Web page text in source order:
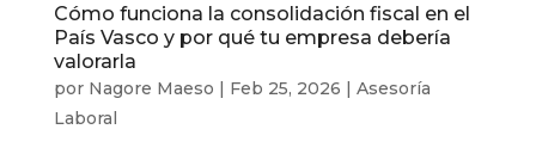
Cómo funciona la consolidación fiscal en el
País Vasco y por qué tu empresa debería
valorarla
por Nagore Maeso | Feb 25, 2026 | Asesoría
Laboral